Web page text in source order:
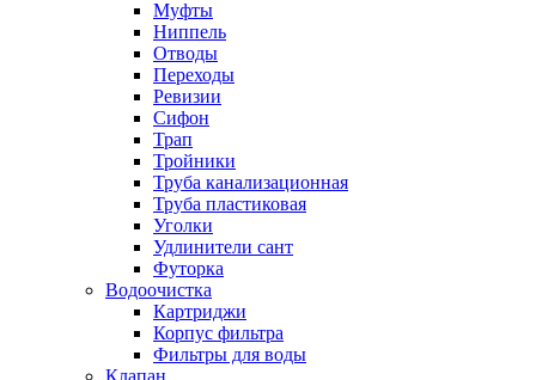
Муфты
Ниппель
Отводы
Переходы
Ревизии
Сифон
Трап
Тройники
Труба канализационная
Труба пластиковая
Уголки
Удлинители сант
Футорка
Водоочистка
Картриджи
Корпус фильтра
Фильтры для воды
Клапан